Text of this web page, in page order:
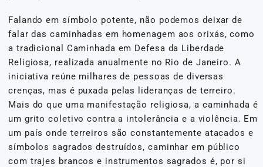
Falando em símbolo potente, não podemos deixar de
falar das caminhadas em homenagem aos orixás, como
a tradicional Caminhada em Defesa da Liberdade
Religiosa, realizada anualmente no Rio de Janeiro. A
iniciativa reúne milhares de pessoas de diversas
crenças, mas é puxada pelas lideranças de terreiro.
Mais do que uma manifestação religiosa, a caminhada é
um grito coletivo contra a intolerância e a violência. Em
um país onde terreiros são constantemente atacados e
símbolos sagrados destruídos, caminhar em público
com trajes brancos e instrumentos sagrados é, por si